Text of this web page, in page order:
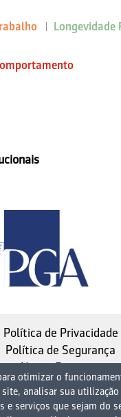
Longevidade
Política de Privacidade
Política de Segurança
Nosso Estatuto
MAG, uma
otimizar o
site, analisar sua utilização
e serviços que sejam do